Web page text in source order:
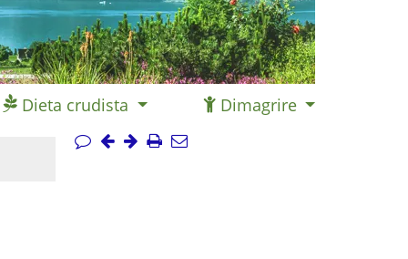
Dieta crudista Dimagrire